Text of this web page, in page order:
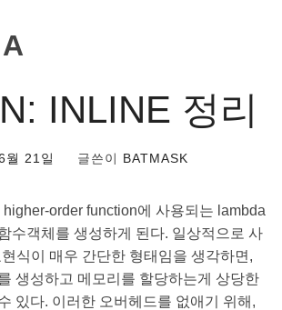
INLINE 정리
월 21일 글쓴이 BATMASK
higher-order function에 사용되는 lambda
수객체를 생성하게 된다. 일상적으로 사
식이 매우 간단한 형태임을 생각하면,
생성하고 메모리를 할당하는게 상당한
있다. 이러한 오버헤드를 없애기 위해,